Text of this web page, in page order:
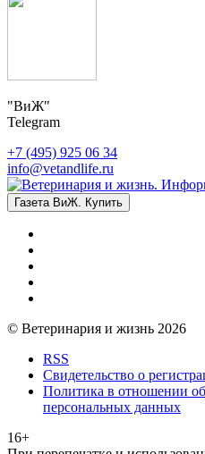
"ВиЖ"
Telegram
+7 (495) 925 06 34
info@vetandlife.ru
Газета ВиЖ. Купить
© Ветеринария и жизнь 2026
RSS
Свидетельство о
Политика в отношении
персональных данных
16+